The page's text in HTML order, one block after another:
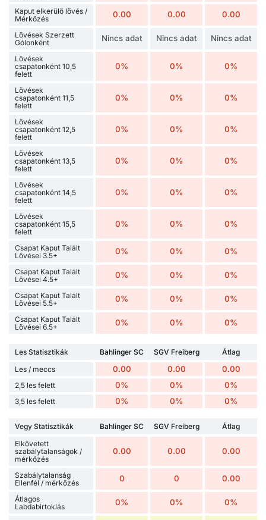
Kaput elkerülő lövés /
Mérkőzés
0.00 0.00 0.00
Lövések Szerzett
Gólonként
Nincs adat Nincs adat Nincs adat
Lövések
csapatonként 10,5
felett
0% 0% 0%
Lövések
csapatonként 11,5
felett
0% 0% 0%
Lövések
csapatonként 12,5
felett
0% 0% 0%
Lövések
csapatonként 13,5
felett
0% 0% 0%
Lövések
csapatonként 14,5
felett
0% 0% 0%
Lövések
csapatonként 15,5
felett
0% 0% 0%
Csapat Kaput Talált
Lövései 3.5+
0% 0% 0%
Csapat Kaput Talált
Lövései 4.5+
0% 0% 0%
Csapat Kaput Talált
Lövései 5.5+
0% 0% 0%
Csapat Kaput Talált
Lövései 6.5+
0% 0% 0%
Les Statisztikák Bahlinger SC SGV Freiberg
Átlag
Les / meccs
0.00 0.00 0.00
2,5 les felett 0% 0% 0%
3,5 les felett 0% 0% 0%
Vegy Statisztikák Bahlinger SC SGV Freiberg
Átlag
Elkövetett
szabálytalanságok /
mérkőzés
0.00 0.00 0.00
Szabálytalanság
Ellenfél / mérkőzés
0 0 0.00
Átlagos
Labdabirtoklás
0% 0% 0%